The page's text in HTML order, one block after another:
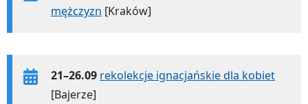
mężczyzn [Kraków]
21–26.09 rekolekcje ignacjańskie dla kobiet
[Bajerze]